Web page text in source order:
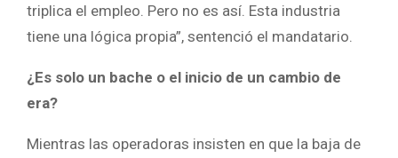
triplica el empleo. Pero no es así. Esta industria
tiene una lógica propia”, sentenció el mandatario.
¿Es solo un bache o el inicio de un cambio de
era?
Mientras las operadoras insisten en que la baja de